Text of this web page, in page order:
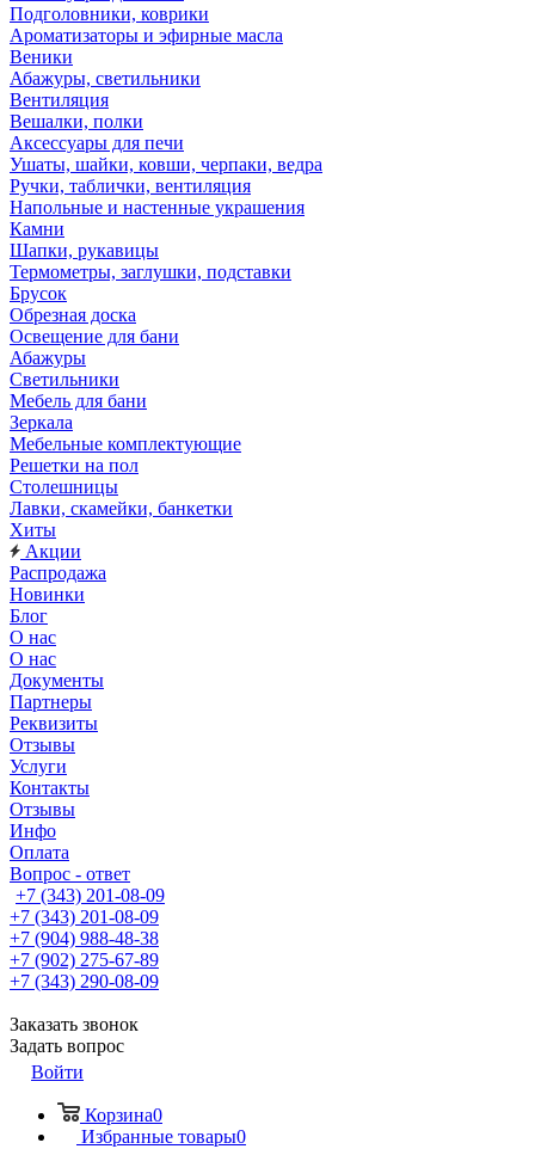
Подголовники, коврики
Ароматизаторы и эфирные масла
Веники
Абажуры, светильники
Вентиляция
Вешалки, полки
Аксессуары для печи
Ушаты, шайки, ковши, черпаки, ведра
Ручки, таблички, вентиляция
Напольные и настенные украшения
Камни
Шапки, рукавицы
Термометры, заглушки, подставки
Брусок
Обрезная доска
Освещение для бани
Абажуры
Светильники
Мебель для бани
Зеркала
Мебельные комплектующие
Решетки на пол
Столешницы
Лавки, скамейки, банкетки
Хиты
Акции
Распродажа
Новинки
Блог
О нас
О нас
Документы
Партнеры
Реквизиты
Отзывы
Услуги
Контакты
Отзывы
Инфо
Оплата
Вопрос - ответ
+7 (343) 201-08-09
+7 (343) 201-08-09
+7 (904) 988-48-38
+7 (902) 275-67-89
+7 (343) 290-08-09
Заказать звонок
Задать вопрос
Войти
Корзина0
Избранные товары0